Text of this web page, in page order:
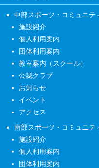
中部スポーツ・コミュニテ
施設紹介
個人利用案内
団体利用案内
教室案内（スクール）
公認クラブ
お知らせ
イベント
アクセス
南部スポーツ・コミュニテ
施設紹介
個人利用案内
団体利用案内